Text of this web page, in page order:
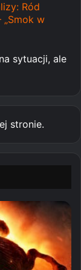
Ród
„Smok w
sytuacji, ale
stronie.